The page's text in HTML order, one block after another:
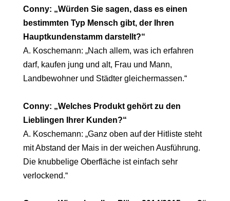
Conny: „Würden Sie sagen, dass es einen
bestimmten Typ Mensch gibt, der Ihren
Hauptkundenstamm darstellt?“
A. Koschemann: „Nach allem, was ich erfahren
darf, kaufen jung und alt, Frau und Mann,
Landbewohner und Städter gleichermassen.“
Conny: „Welches Produkt gehört zu den
Lieblingen Ihrer Kunden?“
A. Koschemann: „Ganz oben auf der Hitliste steht
mit Abstand der Mais in der weichen Ausführung.
Die knubbelige Oberfläche ist einfach sehr
verlockend.“